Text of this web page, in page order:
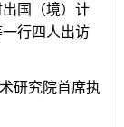
国（境）计
行四人出访
研究院首席执